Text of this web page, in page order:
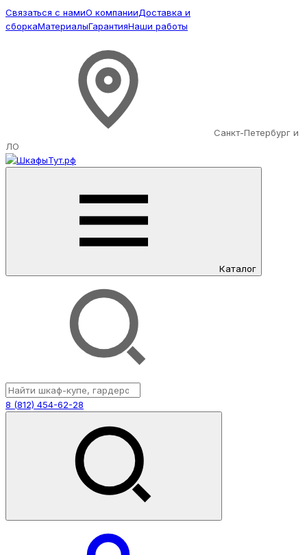
Связаться с намиО компанииДоставка и
сборкаМатериалыГарантияНаши работы
Санкт-Петербург и
ЛО
Каталог
8 (812) 454-62-28